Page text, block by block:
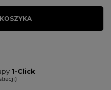
1-Click